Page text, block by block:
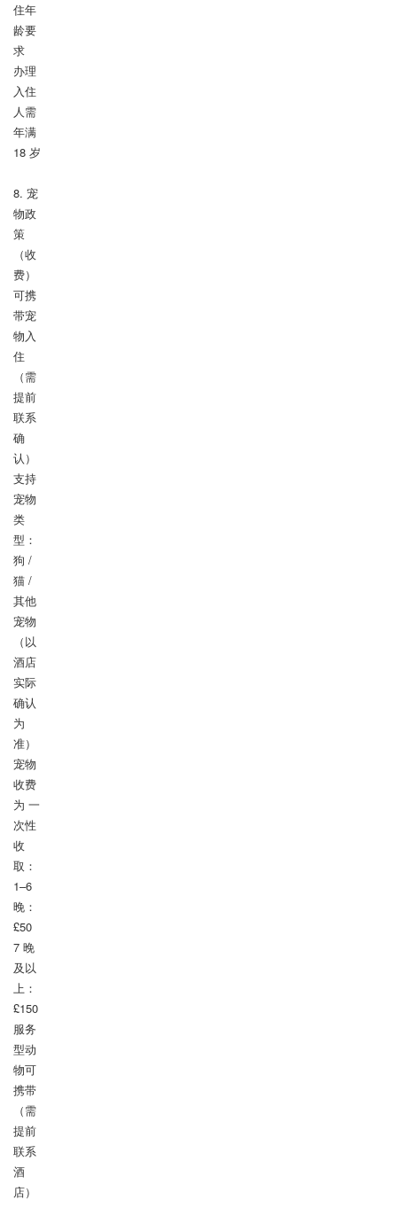
住年
龄要
求
办理
入住
人需
年满
18 岁
8. 宠
物政
策
（收
费）
可携
带宠
物入
住
（需
提前
联系
确
认）
支持
宠物
类
型：
狗 /
猫 /
其他
宠物
（以
酒店
实际
确认
为
准）
宠物
收费
为 一
次性
收
取：
1–6
晚：
£50
7 晚
及以
上：
£150
服务
型动
物可
携带
（需
提前
联系
酒
店）